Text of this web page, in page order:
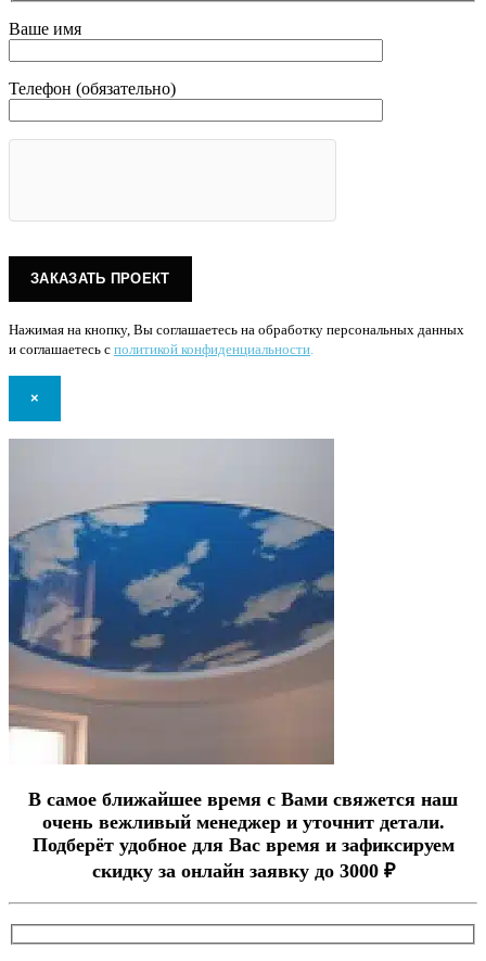
Ваше имя
Телефон (обязательно)
Нажимая на кнопку, Вы соглашаетесь на обработку персональных данных
и соглашаетесь с политикой конфиденциальности
×
В самое ближайшее время с Вами свяжется наш
очень вежливый менеджер и уточнит детали.
Подберёт удобное для Вас время и зафиксируем
скидку за онлайн заявку до 3000 ₽